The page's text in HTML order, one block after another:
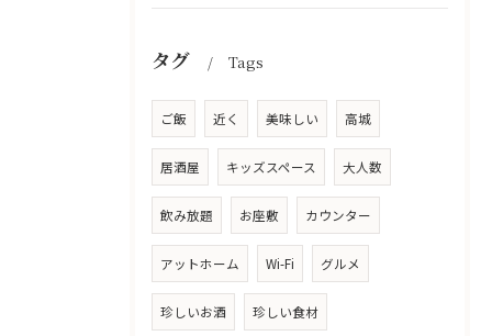
タグ Tags
ご飯 近く 美味しい 高城
居酒屋 キッズスペース 大人数
飲み放題 お座敷 カウンター
アットホーム Wi-Fi グルメ
珍しいお酒 珍しい食材